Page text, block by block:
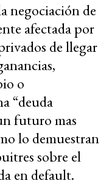
negociación de
afectada por
de llegar
o
“deuda
futuro mas
lo demuestran
sobre el
en default.